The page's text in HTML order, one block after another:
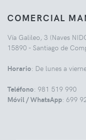
COMERCIAL
Vía Galileo, 3 (Naves
15890 - Santiago de
Horario: De lunes a
Teléfono: 981 519 990
Móvil / WhatsApp: 699